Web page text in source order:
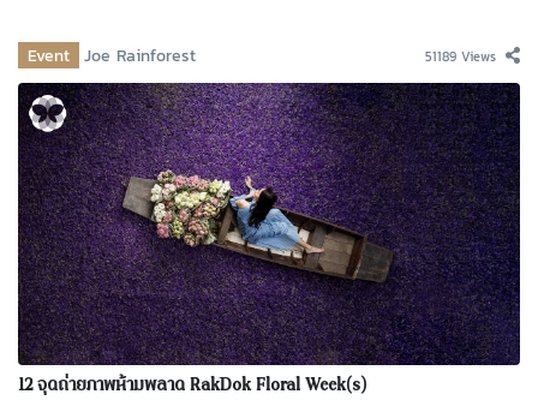
Event Joe Rainforest 51189 Views
12 จุดถ่ายภาพห้ามพลาด RakDok Floral Week(s)